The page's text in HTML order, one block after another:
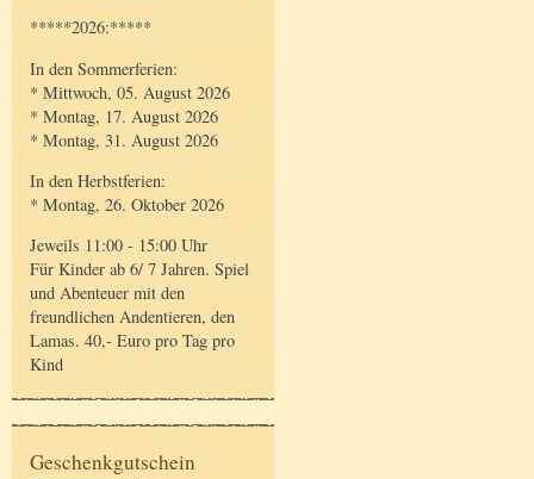
*****2026:*****
In den Sommerferien:
* Mittwoch, 05. August 2026
* Montag, 17. August 2026
* Montag, 31. August 2026
In den Herbstferien:
* Montag, 26. Oktober 2026
Jeweils 11:00 - 15:00 Uhr
Für Kinder ab 6/ 7 Jahren. Spiel
und Abenteuer mit den
freundlichen Andentieren, den
Lamas. 40,- Euro pro Tag pro
Kind
Geschenkgutschein